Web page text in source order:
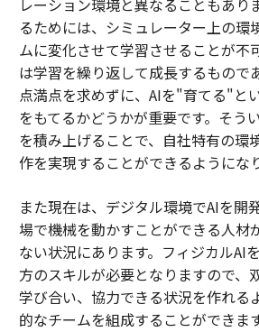
レーション環境と異なることもあり
るためには、シミュレーター上の環
ムに変化させて学習させることが不
は学習を繰り返して成長するもので
点満点を求めずに、AIを"育てる"と
をもてるかどうかが重要です。そう
を積み上げることで、自社特有の環
作を実現することができるようにな
また現在は、デジタル環境でAIを開
場で機械を動かすことができる人材
ない状況にあります。フィジカルAI
方のスキルが必要となりますので、
学び合い、協力できる状況を作れる
的なチームを組成することができます